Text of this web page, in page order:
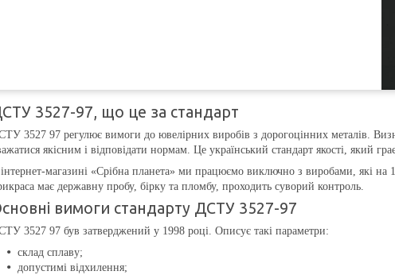
3527-97, що це за стандарт
3527 97 регулює вимоги до ювелірних виробів з дорогоцінних металів.
якісним і відповідати нормам. Це український стандарт якості, який
магазині «Срібна планета» ми працюємо виключно з виробами, які
має державну пробу, бірку та пломбу, проходить суворий контроль.
вимоги стандарту ДСТУ 3527-97
3527 97 був затверджений у 1998 році. Описує такі параметри:
склад сплаву;
допустимі відхилення;